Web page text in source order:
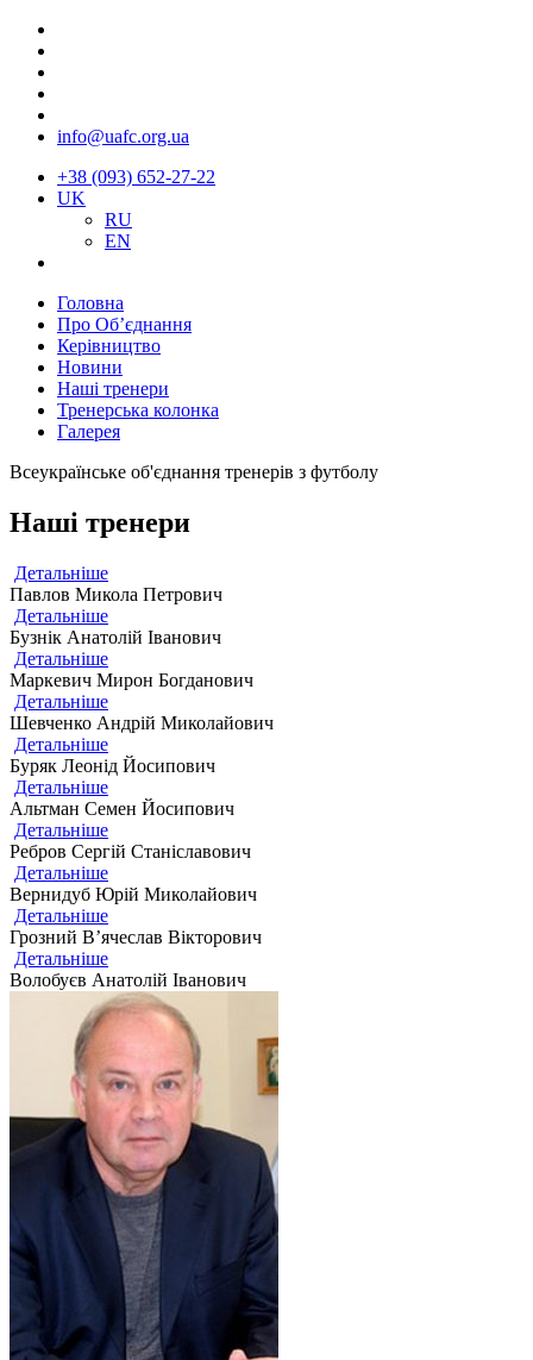
info@uafc.org.ua
+38 (093) 652-27-22
UK
RU
EN
Головна
Про Об’єднання
Керівництво
Новини
Наші тренери
Тренерська колонка
Галерея
Всеукраїнське об'єднання тренерів з футболу
Наші тренери
Детальніше
Павлов Микола Петрович
Детальніше
Бузнік Анатолій Іванович
Детальніше
Маркевич Мирон Богданович
Детальніше
Шевченко Андрій Миколайович
Детальніше
Буряк Леонід Йосипович
Детальніше
Альтман Семен Йосипович
Детальніше
Ребров Сергій Станіславович
Детальніше
Вернидуб Юрій Миколайович
Детальніше
Грозний В’ячеслав Вікторович
Детальніше
Волобуєв Анатолій Іванович